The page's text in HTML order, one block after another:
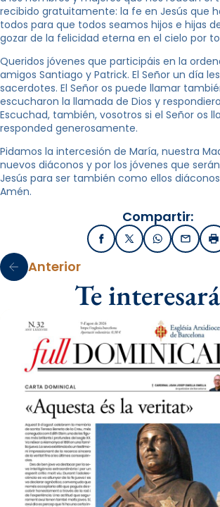
recibido gratuitamente: la fe en Jesús que
todos para que todos seamos hijos e hijas
gozar de la felicidad eterna en el cielo por
Queridos jóvenes que participáis en la
amigos Santiago y Patrick. El Señor un día
sacerdotes. El Señor os puede llamar
escucharon la llamada de Dios y
Escuchad, también, vosotros si el Señor os
responded generosamente.
Pidamos la intercesión de María, nuestra
nuevos diáconos y por los jóvenes que
Jesús para ser también como ellos
Amén.
Compartir:
FacebookX / TwitterWhatsApp
Email
Anterior
Te